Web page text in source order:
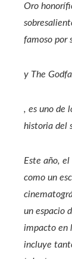
Oro
famoso por
y The
, es uno de
historia del
Este año, el
como un
un espacio
impacto en
incluye